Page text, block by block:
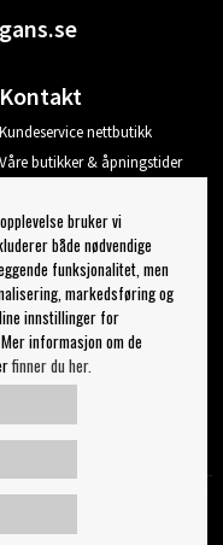
Kontakt
Kundeservice nettbutikk
Våre butikker & åpningstider
Logg ut
OK
bruker vi
både nødvendige
funksjonalitet, men
markedsføring og
innstillinger for
informasjon om de
finner du her.